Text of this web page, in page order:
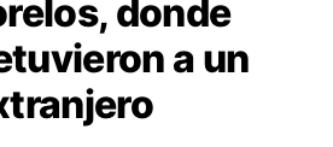
donde
a un